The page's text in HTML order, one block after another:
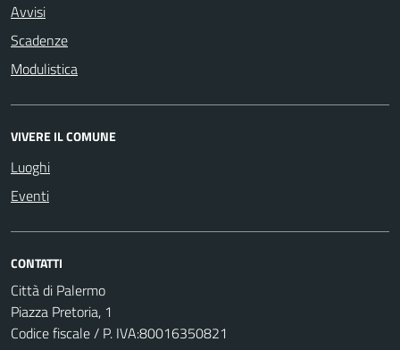
Avvisi
Scadenze
Modulistica
VIVERE IL COMUNE
Luoghi
Eventi
CONTATTI
Città di Palermo
Piazza Pretoria, 1
Codice fiscale / P. IVA:80016350821